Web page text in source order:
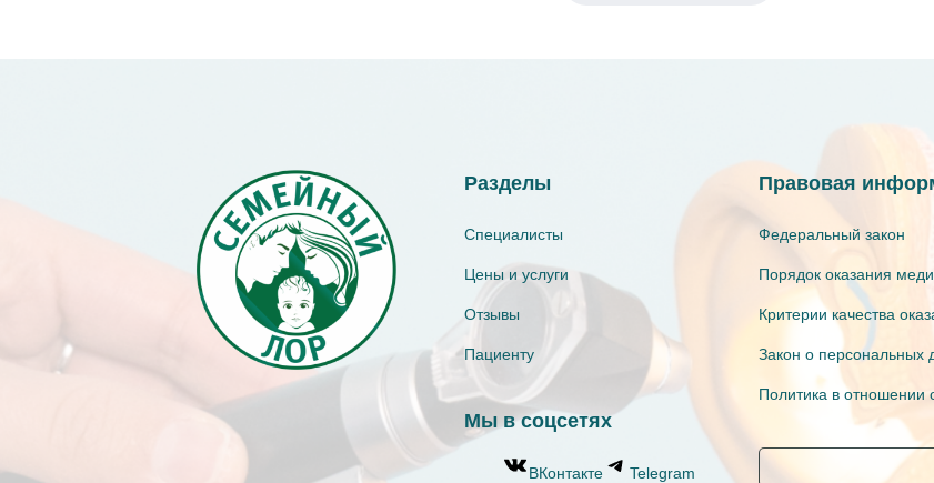
Разделы
Специалисты
Цены и услуги
Отзывы
Пациенту
Мы в соцсетях
ВКонтакте Telegram
Правовая
Федеральный закон
Порядок оказания
Критерии качества
Закон о персональных
Политика в отношении